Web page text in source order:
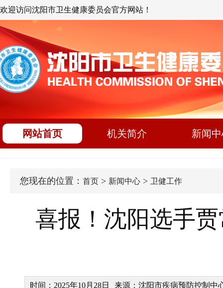
欢迎访问沈阳市卫生健康委员会官方网站！
网站首页 机关简介 新闻
您现在的位置： 首页 > 新闻中心 > 卫健工作
喜报！沈阳选手
时间：2025年10月28日 来源：沈阳市疾病预防控制中